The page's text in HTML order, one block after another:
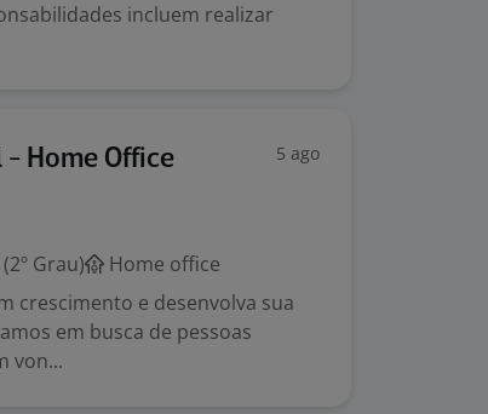
incluem realizar
- Home Office 5 ago
Grau)
Home office
crescimento e desenvolva sua
em busca de pessoas
von...